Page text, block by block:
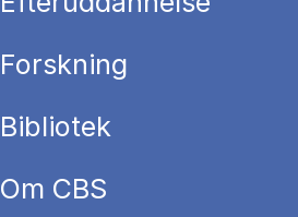
Forskning
Bibliotek
Om CBS